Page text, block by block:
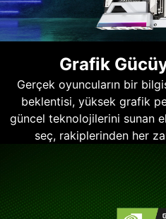
Grafik
Gerçek oyuncuların bir
beklentisi, yüksek grafik
güncel teknolojilerini sunan
seç, rakiplerinden her